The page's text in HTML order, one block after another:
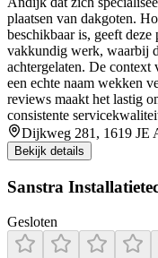
plaatsen van dakgoten.
beschikbaar is, geeft
vakkundig werk, waarbij
achtergelaten. De context
een echte naam wekken
reviews maakt het lastig
consistente
Dijkweg 281, 1619 JE
Bekijk details
Sanstra
Gesloten